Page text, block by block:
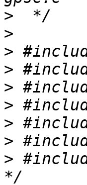
>
>
>
>
>
>
>
>
>